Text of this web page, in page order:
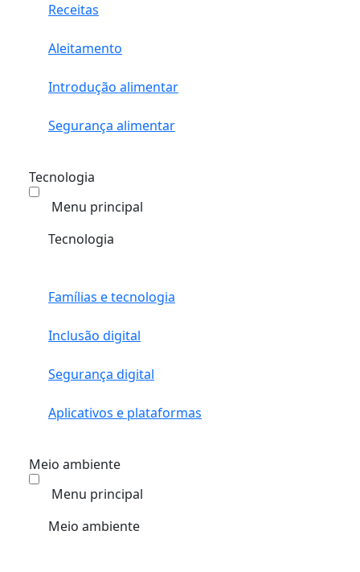
Receitas
Aleitamento
Introdução alimentar
Segurança alimentar
Tecnologia
Menu principal
Tecnologia
Famílias e tecnologia
Inclusão digital
Segurança digital
Aplicativos e plataformas
Meio ambiente
Menu principal
Meio ambiente